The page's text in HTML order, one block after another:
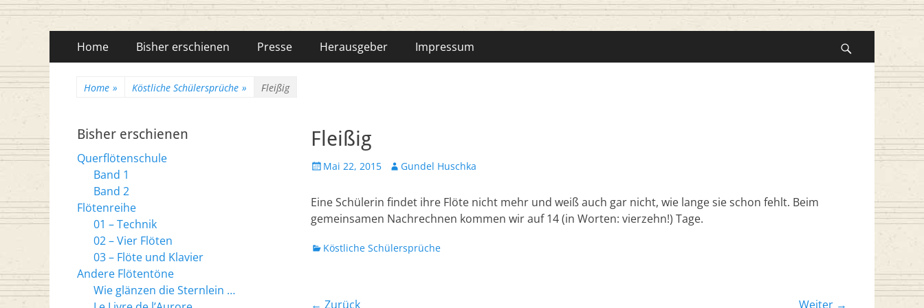
Flötenreihe Huschka-Bähr
Primäres
Menü
Inhalt
Home Bisher erschienen Presse Herausgeber Impressum
Home » Köstliche Schülersprüche » Fleißig
Fleißig
Veröffentlicht
Mai 22, 2015 AutorGundel Huschka
Eine Schülerin findet ihre Flöte nicht mehr und weiß auch gar nicht, wie lange sie schon fehlt. Beim
gemeinsamen Nachrechnen kommen wir auf 14 (in Worten: vierzehn!) Tage.
Kategorien
Köstliche Schülersprüche
← Zurück
Weiter →
Bisher erschienen
Querflötenschule
Band 1
Band 2
Flötenreihe
01 – Technik
02 – Vier Flöten
03 – Flöte und Klavier
Andere Flötentöne
Wie glänzen die Sternlein …